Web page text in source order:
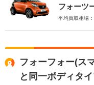
フォーツ
平均買取相場：
フォーフォー(ス
と同一ボディタ